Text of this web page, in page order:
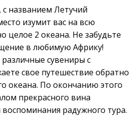
названием Летучий
изумит вас на всю
целое 2 океана. Не забудьте
в любимую Африку!
сувениры с
свое путешествие обратно
океана. По окончанию этого
прекрасного вина
радужного тура.